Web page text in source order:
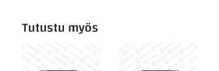
Tutustu myös